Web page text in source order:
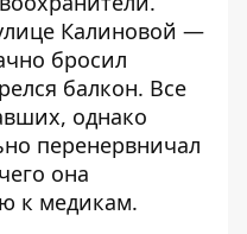
Калиновой —
бросил
балкон. Все
однако
перенервничал
она
к медикам.